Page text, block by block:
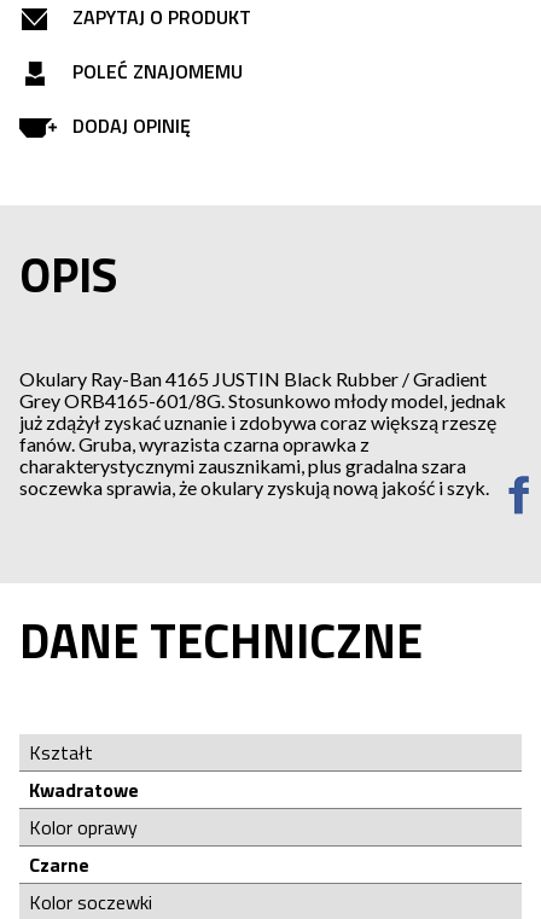
ZAPYTAJ O PRODUKT
POLEĆ ZNAJOMEMU
DODAJ OPINIĘ
OPIS
Okulary Ray-Ban 4165 JUSTIN Black Rubber / Gradient
Grey ORB4165-601/8G. Stosunkowo młody model, jednak
już zdążył zyskać uznanie i zdobywa coraz większą rzeszę
fanów. Gruba, wyrazista czarna oprawka z
charakterystycznymi zausznikami, plus gradalna szara
soczewka sprawia, że okulary zyskują nową jakość i szyk.
DANE TECHNICZNE
Kształt
Kwadratowe
Kolor oprawy
Czarne
Kolor soczewki